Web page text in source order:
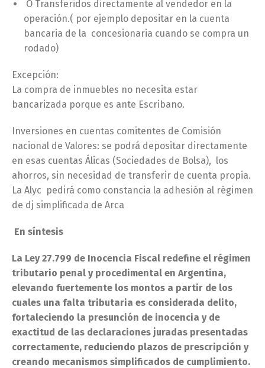
O Transferidos directamente al vendedor en la
operación.( por ejemplo depositar en la cuenta
bancaria de la concesionaria cuando se compra un
rodado)
Excepción:
La compra de inmuebles no necesita estar
bancarizada porque es ante Escribano.
Inversiones en cuentas comitentes de Comisión
nacional de Valores: se podrá depositar directamente
en esas cuentas Álicas (Sociedades de Bolsa), los
ahorros, sin necesidad de transferir de cuenta propia.
La Alyc pedirá como constancia la adhesión al régimen
de dj simplificada de Arca
En síntesis
La Ley 27.799 de Inocencia Fiscal redefine el régimen
tributario penal y procedimental en Argentina,
elevando fuertemente los montos a partir de los
cuales una falta tributaria es considerada delito,
fortaleciendo la presunción de inocencia y de
exactitud de las declaraciones juradas presentadas
correctamente, reduciendo plazos de prescripción y
creando mecanismos simplificados de cumplimiento.